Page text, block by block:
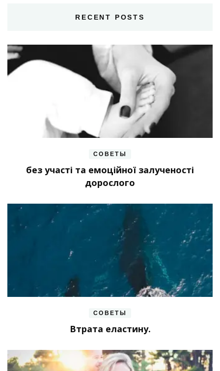
RECENT POSTS
СОВЕТЫ
без участі та емоційної залученості
дорослого
СОВЕТЫ
Втрата еластину.